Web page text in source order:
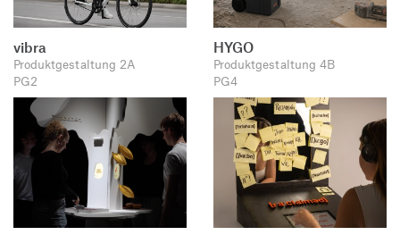
vibra
Produktgestaltung 2A
PG2
HYGO
Produktgestaltung 4B
PG4